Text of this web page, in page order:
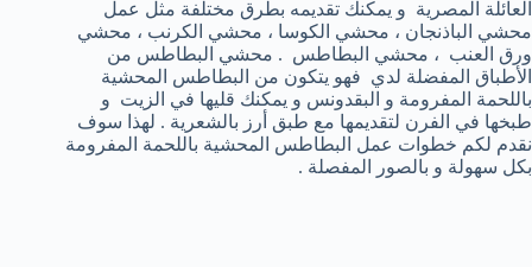
العائلة المصرية و يمكنك تقديمه بطرق مختلفة مثل عمل
محشي الباذنجان ، محشي الكوسا ، محشي الكرنب ، محشي
ورق العنب ، محشي البطاطس . محشي البطاطس من
الأطباق المفضلة لدي فهو يتكون من البطاطس المحشية
باللحمة المفرومة و البقدونس و يمكنك قليها في الزيت و
طبخها في الفرن لتقديمها مع طبق أرز بالشعرية . لهذا سوف
نقدم لكم خطوات عمل البطاطس المحشية باللحمة المفرومة
بكل سهولة و بالصور المفصلة .